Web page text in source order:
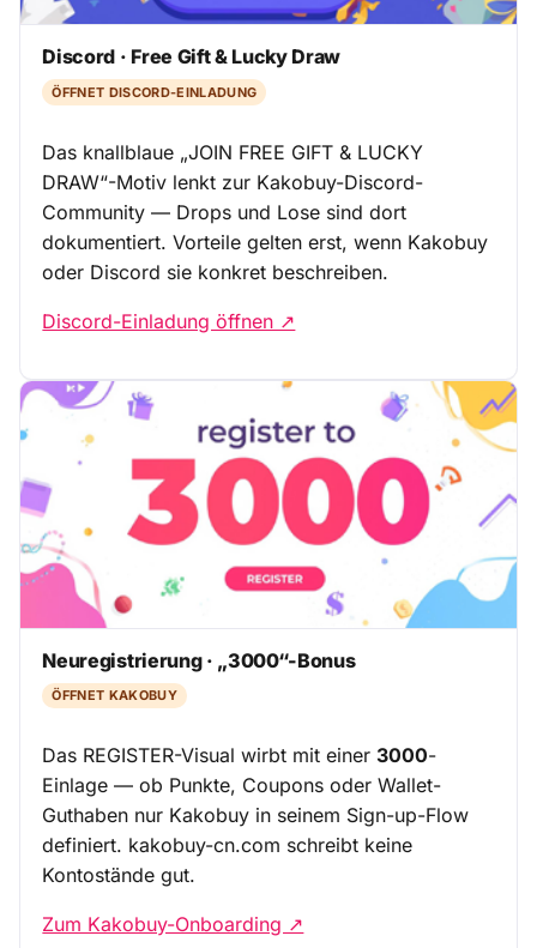
Discord · Free Gift & Lucky Draw
ÖFFNET DISCORD-EINLADUNG
Das knallblaue „JOIN FREE GIFT & LUCKY
DRAW“-Motiv lenkt zur Kakobuy-Discord-
Community — Drops und Lose sind dort
dokumentiert. Vorteile gelten erst, wenn Kakobuy
oder Discord sie konkret beschreiben.
Discord-Einladung öffnen ↗
Neuregistrierung · „3000“-Bonus
ÖFFNET KAKOBUY
Das REGISTER-Visual wirbt mit einer3000-
Einlage — ob Punkte, Coupons oder Wallet-
Guthaben nur Kakobuy in seinem Sign-up-Flow
definiert. kakobuy-cn.com schreibt keine
Kontostände gut.
Zum Kakobuy-Onboarding ↗